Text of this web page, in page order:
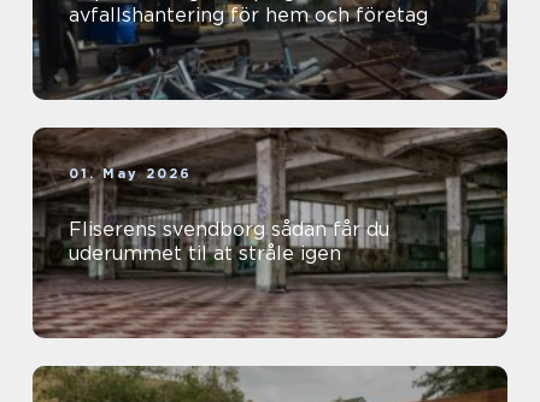
avfallshantering för hem och företag
01. May 2026
Fliserens svendborg sådan får du
uderummet til at stråle igen